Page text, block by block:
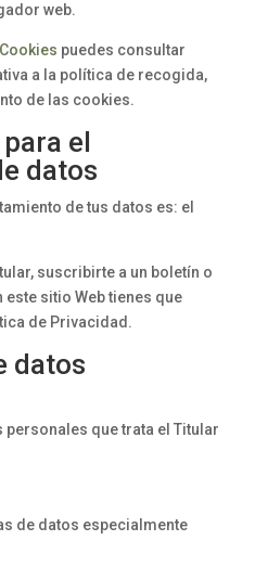
web.
puedes consultar
a la política de recogida,
de las cookies.
el
datos
de tus datos es: el
suscribirte a un boletín o
sitio Web tienes que
de Privacidad.
datos
personales que trata el Titular
de datos especialmente